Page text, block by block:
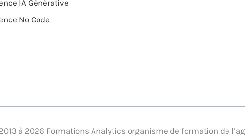
IA Générative
No Code
à 2026 Formations Analytics organisme de formation de